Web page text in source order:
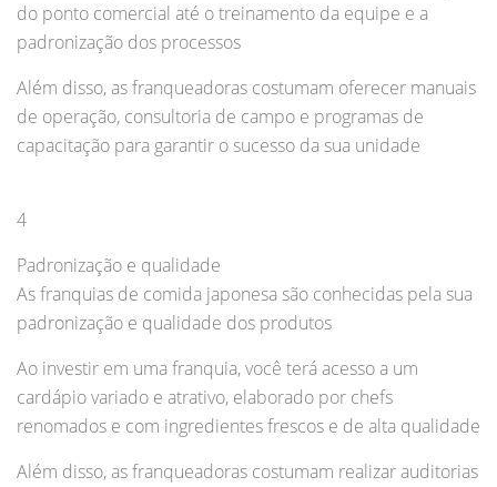
do ponto comercial até o treinamento da equipe e a
padronização dos processos
Além disso, as franqueadoras costumam oferecer manuais
de operação, consultoria de campo e programas de
capacitação para garantir o sucesso da sua unidade
4
Padronização e qualidade
As franquias de comida japonesa são conhecidas pela sua
padronização e qualidade dos produtos
Ao investir em uma franquia, você terá acesso a um
cardápio variado e atrativo, elaborado por chefs
renomados e com ingredientes frescos e de alta qualidade
Além disso, as franqueadoras costumam realizar auditorias